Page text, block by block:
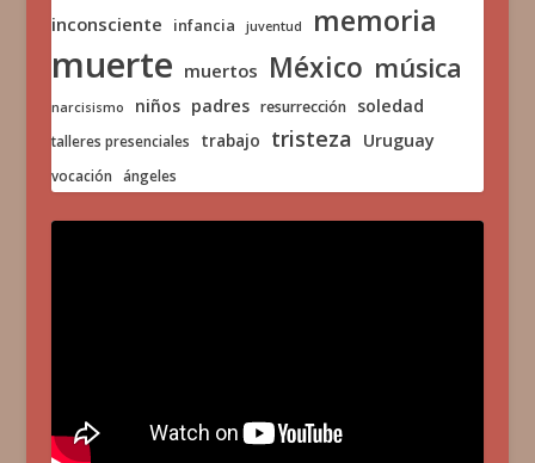
inconsciente infancia juventud memoria
muerte muertos México música
narcisismo niños padres resurrección soledad
talleres presenciales trabajo tristeza Uruguay
vocación ángeles